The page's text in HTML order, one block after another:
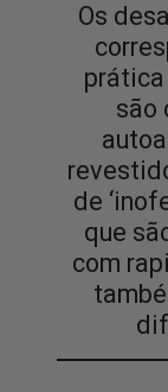
Os
são
de
que
com